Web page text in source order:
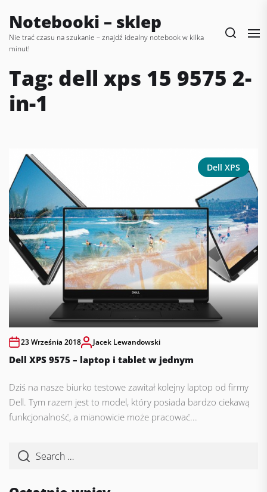
the
content
Notebooki – sklep
Nie trać czasu na szukanie – znajdź idealny notebook w kilka
minut!
Tag: dell xps 15 9575 2-
in-1
Dell XPS
23 Września 2018 Jacek Lewandowski
Dell XPS 9575 – laptop i tablet w jednym
Dziś na nasze biurko testowe zawitał kolejny laptop od firmy
Dell. Tym razem jest to model, który posiada bardzo ciekawą
funkcjonalność, a mianowicie może pracować...